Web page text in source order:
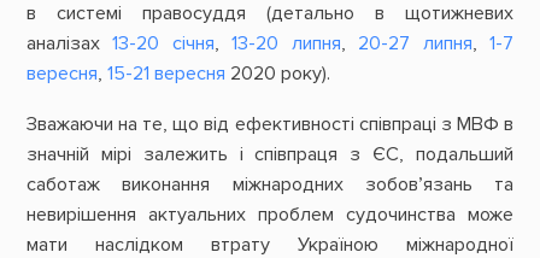
в системі правосуддя (детально в щотижневих
аналізах13-20 січня,13-20 липня, 20-27 липня,1-7
вересня, 15-21 вересня 2020 року).
Зважаючи на те, що від ефективності співпраці з МВФ в
значній мірі залежить і співпраця з ЄС, подальший
саботаж виконання міжнародних зобов’язань та
невирішення актуальних проблем судочинства може
мати наслідком втрату Україною міжнародної